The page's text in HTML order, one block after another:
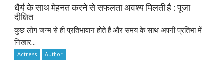
धैर्य के साथ मेहनत करने से सफलता अवश्य मिलती है : पूजा
दीक्षित
कुछ लोग जन्म से ही प्रतिभावान होते हैं और समय के साथ अपनी प्रतिभा में
निखार...
Actress Author